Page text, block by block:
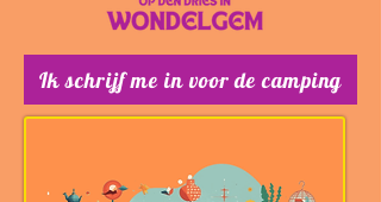
Ik schrijf me in voor de camping